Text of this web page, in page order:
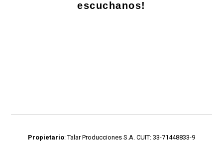
escuchanos!
Propietario: Talar Producciones S.A. CUIT: 33-71448833-9